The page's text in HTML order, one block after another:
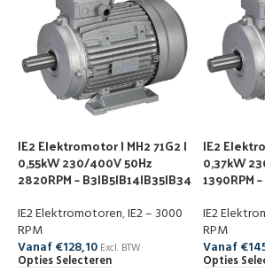
IE2 Elektromotor | MH2 71G2 |
0,55kW 230/400V 50Hz
2820RPM – B3|B5|B14|B35|B34
IE2 Elektromotoren,IE2 – 3000
RPM
Vanaf€128,10 Excl. BTW
Opties Selecteren
IE2
0,37kW
1390RPM
IE2
RPM
Vanaf€
Opties